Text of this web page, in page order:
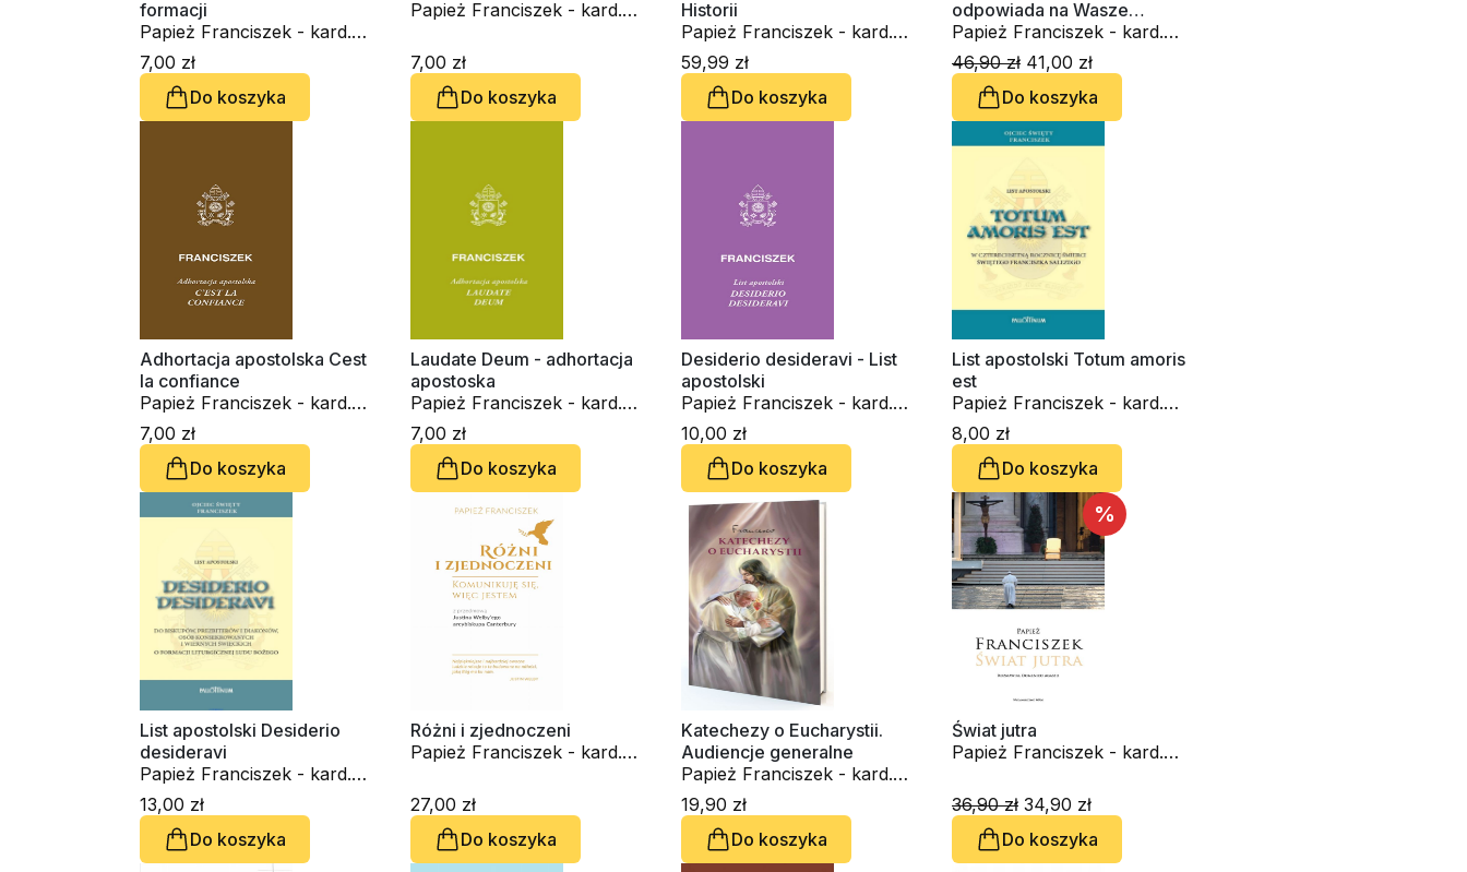
formacji
Papież Franciszek - kard.
Jorge Mario Bergoglio
7,00 zł
Do koszyka
Papież Franciszek - kard.
7,00 zł
Do koszyka
Historii
Papież Franciszek - kard.
Jorge Mario Bergoglio
59,99 zł
Do koszyka
odpowiada na Wasze
pytania
Papież Franciszek - kard.
Jorge Mario Bergoglio
46,90 zł 41,00 zł
Do koszyka
Adhortacja apostolska Cest
la confiance
Papież Franciszek - kard.
Jorge Mario Bergoglio
7,00 zł
Do koszyka
Laudate Deum - adhortacja
apostoska
Papież Franciszek - kard.
Jorge Mario Bergoglio
7,00 zł
Do koszyka
Desiderio desideravi - List
apostolski
Papież Franciszek - kard.
Jorge Mario Bergoglio
10,00 zł
Do koszyka
List apostolski Totum amoris
est
Papież Franciszek - kard.
Jorge Mario Bergoglio
8,00 zł
Do koszyka
List apostolski Desiderio
desideravi
Papież Franciszek - kard.
Jorge Mario Bergoglio
13,00 zł
Do koszyka
Różni i zjednoczeni
Papież Franciszek - kard.
27,00 zł
Do koszyka
Katechezy o Eucharystii.
Audiencje generalne
Papież Franciszek - kard.
Jorge Mario Bergoglio
19,90 zł
Do koszyka
%
Świat jutra
Papież Franciszek - kard.
Domenico Agasso
36,90 zł 34,90 zł
Do koszyka